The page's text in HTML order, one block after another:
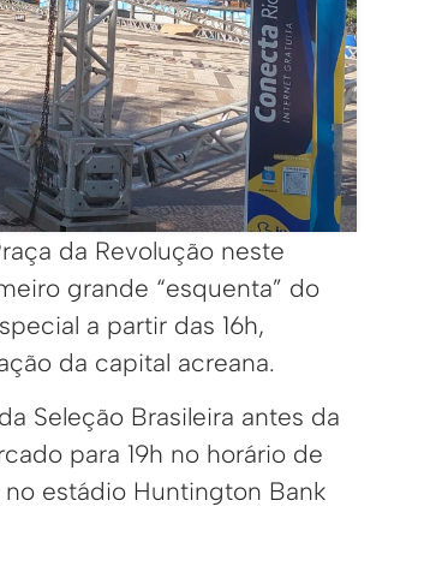
da Revolução neste
grande “esquenta” do
a partir das 16h,
da capital acreana.
Seleção Brasileira antes da
para 19h no horário de
estádio Huntington Bank